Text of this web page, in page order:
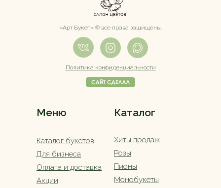
Меню Каталог
Каталог букетов
Политика конфиденциальности
Оплата и доставка
«Арт Букет» ©️ все права защищены.
Для бизнеса
Хиты продаж
Монобукеты
Акции
Розы
Пионы